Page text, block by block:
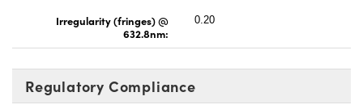
Irregularity (fringes) @
632.8nm:
0.20
Regulatory Compliance